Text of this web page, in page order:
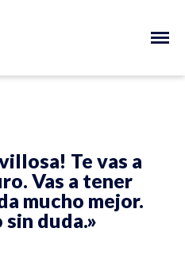
Te vas a
Vas a tener
mucho mejor.
duda.»